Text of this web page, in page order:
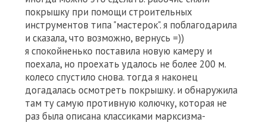
покрышку при помощи строительных
инструментов типа "мастерок". я поблагодарила
и сказала, что возможно, вернусь =))
я спокойненько поставила новую камеру и
поехала, но проехать удалось не более 200 м.
колесо спустило снова. тогда я наконец
догадалась осмотреть покрышку. и обнаружила
там ту самую противную колючку, которая не
раз была описана классиками марксизма-